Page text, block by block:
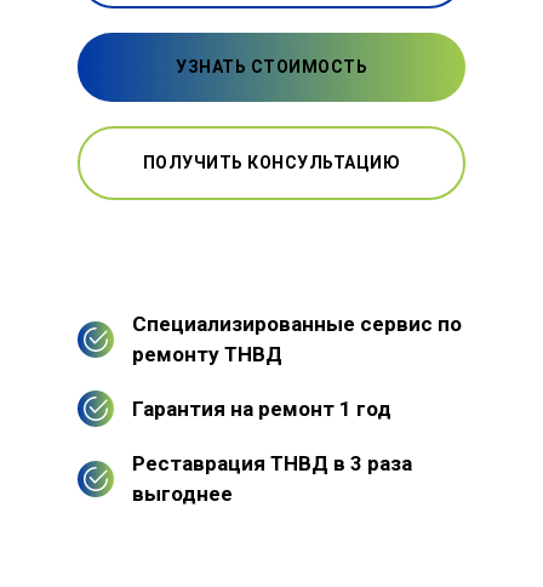
УЗНАТЬ СТОИМОСТЬ
ПОЛУЧИТЬ КОНСУЛЬТАЦИЮ
Специализированные сервис по
ремонту ТНВД
Гарантия на ремонт 1 год
Реставрация ТНВД в 3 раза
выгоднее